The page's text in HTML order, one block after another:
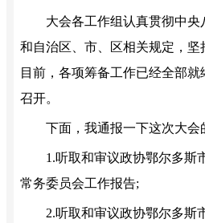
大会各工作组认真贯彻中央
和自治区、市、区相关规定，坚
目前，各项筹备工作已经全部就
召开。
下面，我通报一下这次大会
1.听取和审议政协鄂尔多斯
常务委员会工作报告;
2.听取和审议政协鄂尔多斯